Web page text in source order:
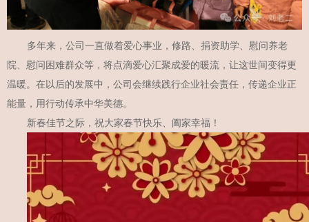
多年来，公司一直做着爱心事业，修路、捐资助学、慰问养老
院、慰问困难群众等，将点滴爱心汇聚成爱的暖流，让这世间变得更
温暖。在以后的发展中，公司会继续践行企业社会责任，传递企业正
能量，用行动传承中华美德。
新春佳节之际，祝大家春节快乐、阖家幸福！